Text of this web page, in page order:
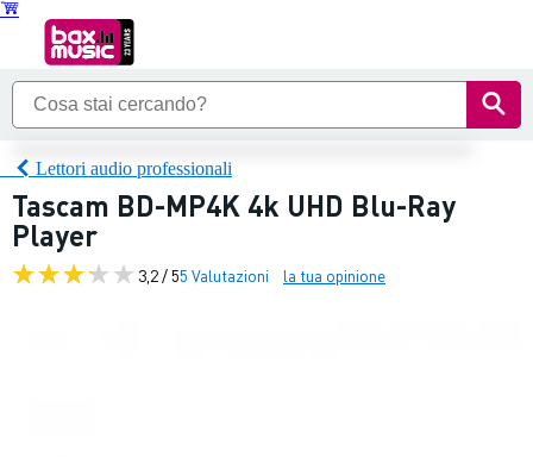
Lettori audio professionali
Tascam BD-MP4K 4k UHD Blu-Ray
Player
3,2 / 55 Valutazioni la tua opinione